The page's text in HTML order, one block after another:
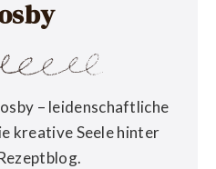
– leidenschaftliche
kreative Seele hinter